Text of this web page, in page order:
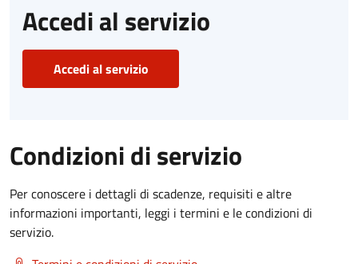
Accedi al servizio
Accedi al servizio
Condizioni di servizio
Per conoscere i dettagli di scadenze, requisiti e altre
informazioni importanti, leggi i termini e le condizioni di
servizio.